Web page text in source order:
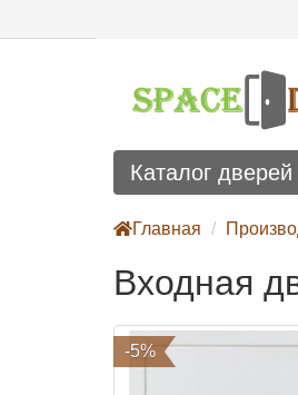
Каталог дверей
Главная
Входная
-5%